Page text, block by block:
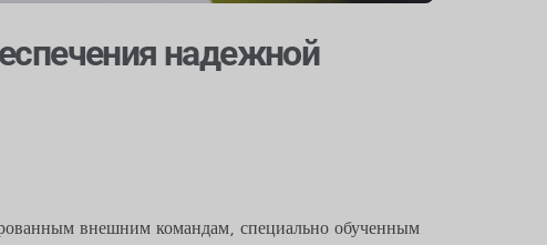
надежной
внешним командам, специально обученным